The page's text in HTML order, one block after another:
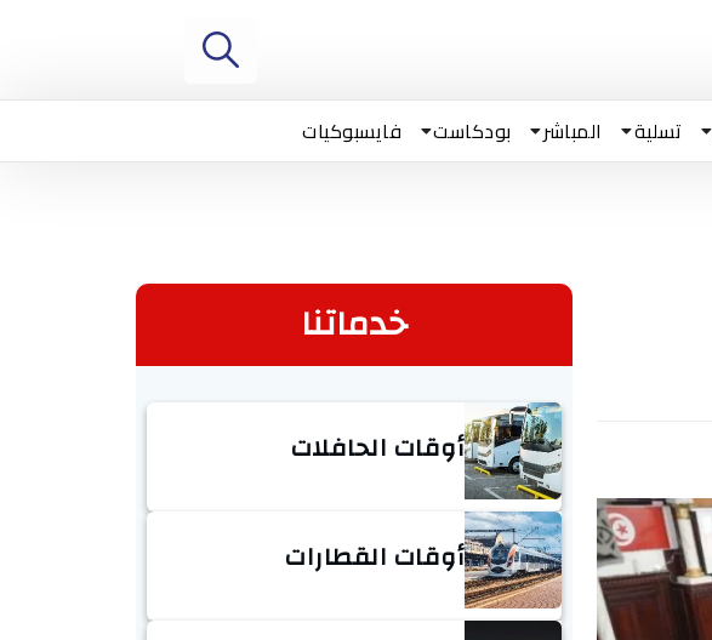
تسلية المباشر بودكاست فايسبوكيات
خدماتنا
أوقات الحافلات
أوقات القطارات